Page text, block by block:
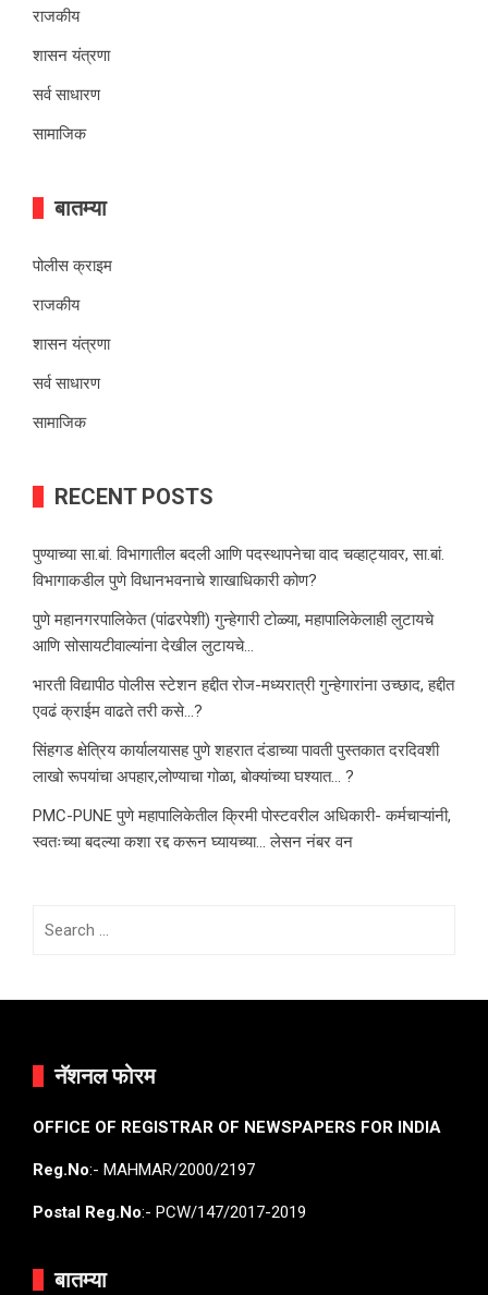
राजकीय
शासन यंत्रणा
सर्व साधारण
सामाजिक
बातम्या
पोलीस क्राइम
राजकीय
शासन यंत्रणा
सर्व साधारण
सामाजिक
RECENT POSTS
पुण्याच्या सा.बां. विभागातील बदली आणि पदस्थापनेचा वाद चव्हाट्यावर, सा.बां.
विभागाकडील पुणे विधानभवनाचे शाखाधिकारी कोण?
पुणे महानगरपालिकेत (पांढरपेशी) गुन्हेगारी टोळ्या, महापालिकेलाही लुटायचे
आणि सोसायटीवाल्यांना देखील लुटायचे…
भारती विद्यापीठ पोलीस स्टेशन हद्दीत रोज-मध्यरात्री गुन्हेगारांना उच्छाद, हद्दीत
एवढं क्राईम वाढते तरी कसे…?
सिंहगड क्षेत्रिय कार्यालयासह पुणे शहरात दंडाच्या पावती पुस्तकात दरदिवशी
लाखो रूपयांचा अपहार,लोण्याचा गोळा, बोक्यांच्या घश्यात… ?
PMC-PUNE पुणे महापालिकेतील क्रिमी पोस्टवरील अधिकारी- कर्मचाऱ्यांनी,
स्वतःच्या बदल्या कशा रद्द करून घ्यायच्या… लेसन नंबर वन
नॅशनल फोरम
OFFICE OF REGISTRAR OF NEWSPAPERS FOR INDIA
Reg.No:- MAHMAR/2000/2197
Postal Reg.No:- PCW/147/2017-2019
बातम्या